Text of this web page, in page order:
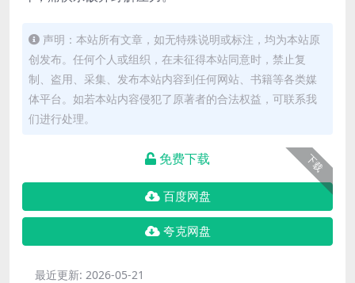
声明：本站所有文章，如无特殊说明或标注，均为本站原
创发布。任何个人或组织，在未征得本站同意时，禁止复
制、盗用、采集、发布本站内容到任何网站、书籍等各类媒
体平台。如若本站内容侵犯了原著者的合法权益，可联系我
们进行处理。
下载
免费下载
百度网盘
夸克网盘
最近更新: 2026-05-21